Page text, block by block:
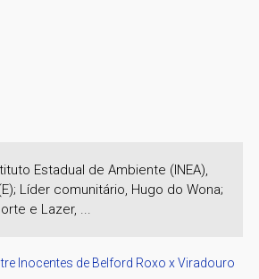
Estadual de Ambiente (INEA),
Líder comunitário, Hugo do Wona;
e Lazer, ...
Inocentes de Belford Roxo x Viradouro